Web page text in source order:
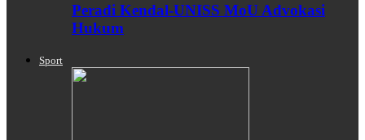
Peradi Kendal-UNISS MoU Advokasi
Hukum
Sport